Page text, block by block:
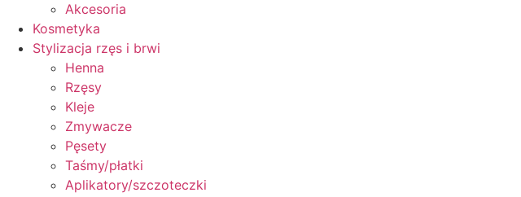
Akcesoria
Kosmetyka
Stylizacja rzęs i brwi
Henna
Rzęsy
Kleje
Zmywacze
Pęsety
Taśmy/płatki
Aplikatory/szczoteczki